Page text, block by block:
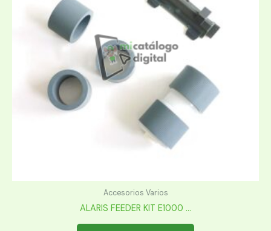
Accesorios Varios
ALARIS FEEDER KIT E1000 ...